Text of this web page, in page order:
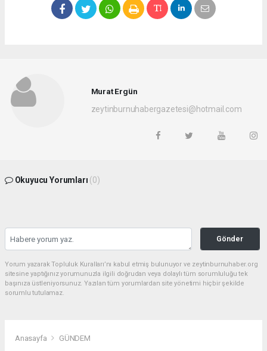
Murat Ergün
zeytinburnuhabergazetesi@hotmail.com
Okuyucu Yorumları (0)
Gönder
Yorum yazarak Topluluk Kuralları’nı kabul etmiş bulunuyor ve zeytinburnuhaber.org
sitesine yaptığınız yorumunuzla ilgili doğrudan veya dolaylı tüm sorumluluğu tek
başınıza üstleniyorsunuz. Yazılan tüm yorumlardan site yönetimi hiçbir şekilde
sorumlu tutulamaz.
Anasayfa GÜNDEM